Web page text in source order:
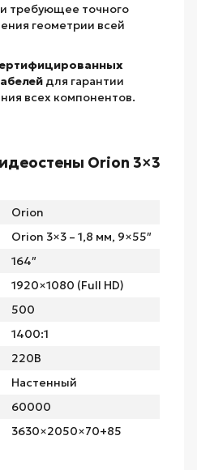
требующее точного
геометрии всей
для гарантии
всех компонентов.
Orion 3×3
Orion
Orion 3×3 – 1,8 мм, 9×55″
164″
1920×1080 (Full HD)
500
1400:1
220В
Настенный
60000
3630×2050×70+85